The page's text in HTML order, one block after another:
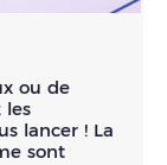
ou de
les
lancer ! La
sont